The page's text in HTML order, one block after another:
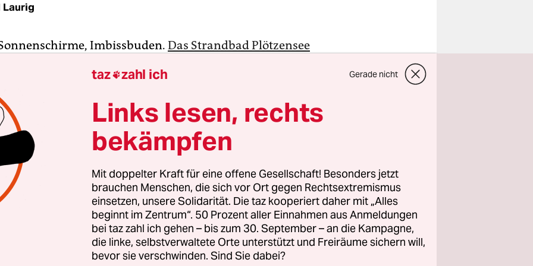
Laurig
Imbissbuden. Das Strandbad Plötzensee
was man von einem Strandbad erwartet. Menschen liegen
im Sand, es werden Eis und Pommes verzehrt,
und rutschende Kinder fliegen durch die Luft. Doch dieser
Strandbad, der letzte Tag im Juli, ist kein gewöhnlicher
haben sich auch Menschen gemischt, denen
ist, dass sie nicht in erster Linie für Pommes und Tretboot
Denn an diesem Samstag eröffneten die ersten
am Plötzensee“. Für neun Tage vereint das Strandbad
Kunstformen, die sich in das Gelände integrieren. Zum
taz zahl ich Gerade nicht
Links lesen, rechts
bekämpfen
Mit doppelter Kraft für eine offene Gesellschaft! Besonders jetzt
brauchen Menschen, die sich vor Ort gegen Rechtsextremismus
einsetzen, unsere Solidarität. Die taz kooperiert daher mit „Alles
beginnt im Zentrum“. 50 Prozent aller Einnahmen aus Anmeldungen
bei taz zahl ich gehen – bis zum 30. September – an die Kampagne,
die linke, selbstverwaltete Orte unterstützt und Freiräume sichern will,
bevor sie verschwinden. Sind Sie dabei?